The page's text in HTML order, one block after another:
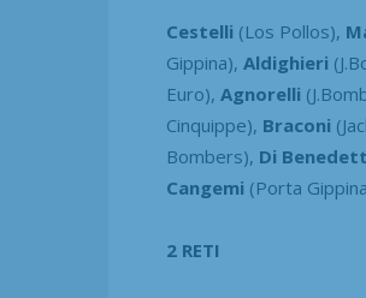
Cestelli (Los Pollos),
Gippina), Aldighieri
Euro), Agnorelli
Cinquippe), Braconi
Bombers), Di
Cangemi (Porta
2 RETI